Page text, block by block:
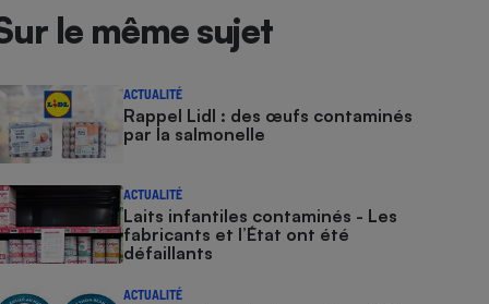
le même sujet
ACTUALITÉ
Rappel Lidl : des œufs contaminés
par la salmonelle
ACTUALITÉ
Laits infantiles contaminés - Les
fabricants et l’État ont été
défaillants
ACTUALITÉ